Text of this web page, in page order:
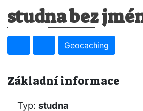
studna bez
Geocaching
Základní informace
Typ: studna